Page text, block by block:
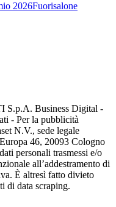
2026Fuorisalone
S.p.A. Business Digital -
- Per la pubblicità
N.V., sede legale
46, 20093 Cologno
personali trasmessi e/o
all’addestramento di
È altresì fatto divieto
di data scraping.